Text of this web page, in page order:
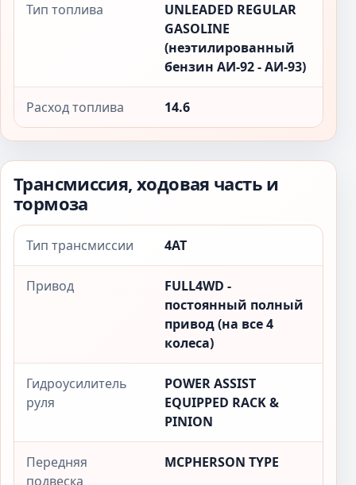
Тип топлива
UNLEADED REGULAR
GASOLINE
(неэтилированный
бензин АИ-92 - АИ-93)
Расход топлива 14.6
Трансмиссия, ходовая часть и
тормоза
Тип трансмиссии 4AT
Привод
FULL4WD -
постоянный полный
привод (на все 4
колеса)
Гидроусилитель
руля
POWER ASSIST
EQUIPPED RACK &
PINION
Передняя
подвеска
MCPHERSON TYPE